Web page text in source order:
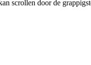
scrollen door de